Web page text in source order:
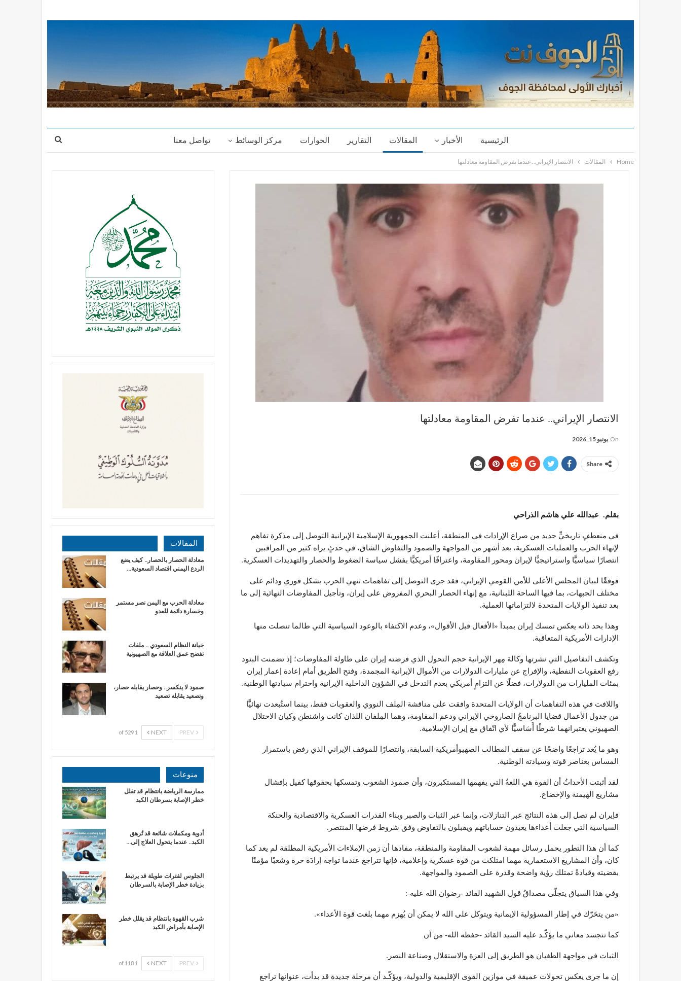
الرئيسية الأخبار المقالات التقارير الحوارات مركز الوسائط تواصل معنا
Home المقالات الانتصار الإيراني.. عندما تفرض المقاومة معادلتها
الانتصار الإيراني.. عندما تفرض المقاومة معادلتها
On يونيو 15, 2026
Share
بقلم. عبدالله علي هاشم الذراحي
في منعطفٍ تاريخيٍّ جديد من صراع الإرادات في المنطقة، أعلنت الجمهورية الإسلامية الإيرانية التوصل إلى مذكرة تفاهم
لإنهاء الحرب والعمليات العسكرية، بعد أشهر من المواجهة والصمود والتفاوض الشاق، في حدثٍ يراه كثير من المراقبين
انتصارًا سياسيًّا واستراتيجيًّا لإيران ومحور المقاومة، واعترافًا أمريكيًّا بفشل سياسة الضغوط والحصار والتهديدات العسكرية.
فوفقًا لبيان المجلس الأعلى للأمن القومي الإيراني، فقد جرى التوصل إلى تفاهمات تنهي الحرب بشكل فوري ودائم على
مختلف الجبهات، بما فيها الساحة اللبنانية، مع إنهاء الحصار البحري المفروض على إيران، وتأجيل المفاوضات النهائية إلى ما
بعد تنفيذ الولايات المتحدة لالتزاماتها العملية.
وهذا بحد ذاته يعكس تمسك إيران بمبدأ «الأفعال قبل الأقوال»، وعدم الاكتفاء بالوعود السياسية التي طالما تنصلت منها
الإدارات الأمريكية المتعاقبة.
وتكشف التفاصيل التي نشرتها وكالة مِهر الإيرانية حجم التحول الذي فرضته إيران على طاولة المفاوضات؛ إذ تضمنت البنود
رفع العقوبات النفطية، والإفراج عن مليارات الدولارات من الأموال الإيرانية المجمدة، وفتح الطريق أمام إعادة إعمار إيران
بمئات المليارات من الدولارات، فضلًا عن التزامٍ أمريكي بعدم التدخل في الشؤون الداخلية الإيرانية واحترام سيادتها الوطنية.
واللافت في هذه التفاهمات أن الولايات المتحدة وافقت على مناقشة المِلف النووي والعقوبات فقط، بينما استُبعدت نهائيًّا
من جدول الأعمال قضايا البرنامجُ الصاروخي الإيراني ودعم المقاومة، وهما المِلفان اللذان كانت واشنطن وكيان الاحتلال
الصهيوني يعتبرانهما شرطًا أَسَاسيًّا لأي اتّفاق مع إيران الإسلامية.
وهو ما يُعد تراجعًا واضحًا عن سقفِ المطالب الصهيوأمريكية السابقة، وانتصارًا للموقف الإيراني الذي رفض باستمرار
المساس بعناصر قوته وسيادته الوطنية.
لقد أثبتت الأحداثُ أن القوة هي اللغةُ التي يفهمها المستكبرون، وأن صمود الشعوب وتمسكها بحقوقها كفيل بإفشال
مشاريع الهيمنة والإخضاع.
فإيران لم تصل إلى هذه النتائج عبر التنازلات، وإنما عبر الثبات والصبر وبناء القدرات العسكرية والاقتصادية والحنكة
السياسية التي جعلت أعداءها يعيدون حساباتهم ويقبلون بالتفاوض وفق شروط فرضها المنتصر.
كما أن هذا التطور يحمل رسائل مهمة لشعوب المقاومة والمنطقة، مفادها أن زمن الإملاءات الأمريكية المطلقة لم يعد كما
كان، وأن المشاريع الاستعمارية مهما امتلكت من قوة عسكرية وإعلامية، فإنها تتراجع عندما تواجه إرادَة حرة وشعبًا مؤمنًا
بقضيته وقيادةً تمتلك رؤية واضحة وقدرة على الصمود والمواجهة.
وفي هذا السياق يتجلّى مصداقُ قول الشهيد القائد -رضوان الله عليه-:
«من يتحَرّك في إطار المسؤولية الإيمانية ويتوكل على الله لا يمكن أن يُهزم مهما بلغت قوة الأعداء».
كما تتجسد معاني ما يؤكّـد عليه السيد القائد -حفظه الله- من أن
الثبات في مواجهة الطغيان هو الطريق إلى العزة والاستقلال وصناعة النصر.
إن ما جرى يعكس تحولات عميقة في موازين القوى الإقليمية والدولية، ويؤكّـد أن مرحلة جديدة قد بدأت، عنوانها تراجع
المقالات
معادلة الحصار بالحصار.. كيف يضع
الردع اليمني اقتصاد السعودية…
​معادلة الحرب مع اليمن نصر مستمر
وخسارة دائمة للعدو
خيانة النظام السعودي .. ملفات
تفضح عمق العلاقة مع الصهيونية
صمود لا ينكسر.. وحصار يقابله حصار،
وتصعيد يقابله تصعيد
NEXT
1 of 529
منوعات
ممارسة الرياضة بانتظام قد تقلل
خطر الإصابة بسرطان الكبد
أدوية ومكملات شائعة قد تُرهق
الكبد.. عندما يتحول العلاج إلى…
الجلوس لفترات طويلة قد يرتبط
بزيادة خطر الإصابة بالسرطان
شرب القهوة بانتظام قد يقلل خطر
الإصابة بأمراض الكبد
NEXT
1 of 118